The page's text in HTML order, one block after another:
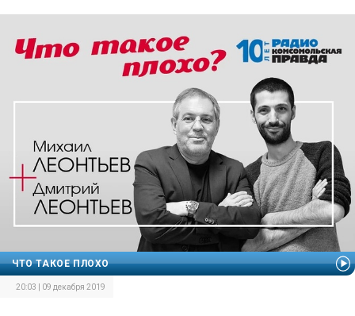
ЧТО ТАКОЕ ПЛОХО
20:03 | 09 декабря 2019